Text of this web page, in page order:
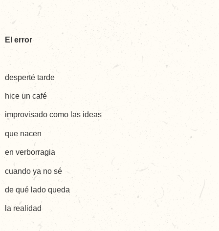
El error
desperté tarde
hice un café
improvisado como las ideas
que nacen
en verborragia
cuando ya no sé
de qué lado queda
la realidad